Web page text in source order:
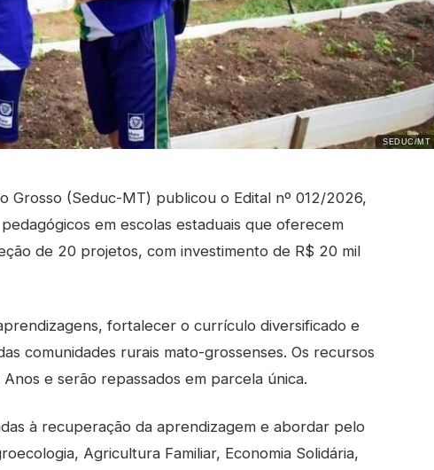
SEDUC/MT
Grosso (Seduc-MT) publicou o Edital nº 012/2026,
em escolas estaduais que oferecem
de 20 projetos, com investimento de R$ 20 mil
fortalecer o currículo diversificado e
comunidades rurais mato-grossenses. Os recursos
e serão repassados em parcela única.
à recuperação da aprendizagem e abordar pelo
Agricultura Familiar, Economia Solidária,